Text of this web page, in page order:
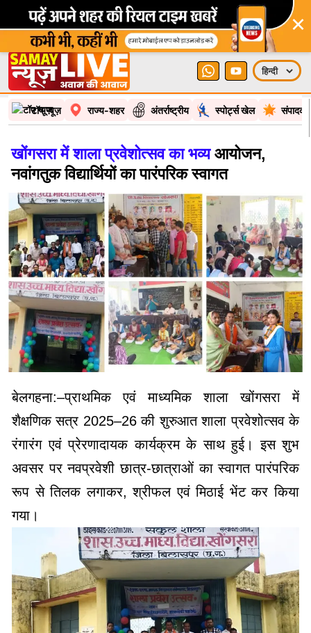
×
टॉप न्यूज़ राज्य-शहर अंतर्राष्ट्रीय स्पोर्ट्स खेल
खोंगसरा में शाला प्रवेशोत्सव का भव्यआयोजन,
नवांगतुक विद्यार्थियों का पारंपरिक स्वागत
बेलगहना:–प्राथमिक एवं माध्यमिक शाला खोंगसरा में
शैक्षणिक सत्र 2025–26 की शुरुआत शाला प्रवेशोत्सव के
रंगारंग एवं प्रेरणादायक कार्यक्रम के साथ हुई। इस शुभ
अवसर पर नवप्रवेशी छात्र-छात्राओं का स्वागत पारंपरिक
रूप से तिलक लगाकर, श्रीफल एवं मिठाई भेंट कर किया
गया।